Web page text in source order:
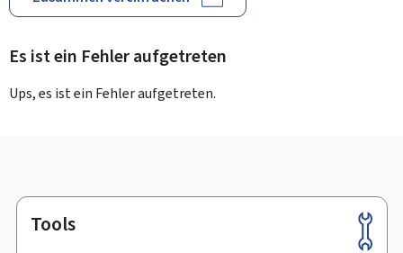
Es ist ein Fehler aufgetreten
Ups, es ist ein Fehler aufgetreten.
Footer
Tools